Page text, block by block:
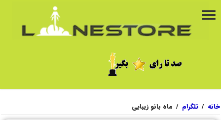
خانه / تلگرام / ماه بانو زیبایی